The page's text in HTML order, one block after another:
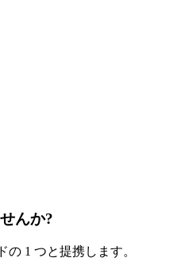
んか?
1 つと提携します。